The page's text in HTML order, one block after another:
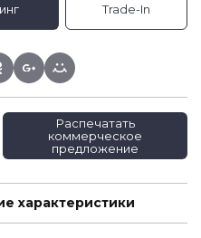
Trade-In
Распечатать
коммерческое
предложение
характеристики